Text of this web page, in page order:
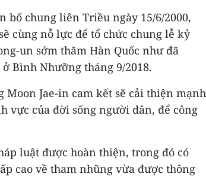
bố chung liên Triều ngày 15/6/2000,
cùng nỗ lực để tổ chức chung lễ kỷ
un sớm thăm Hàn Quốc như đã
Bình Nhưỡng tháng 9/2018.
Moon Jae-in cam kết sẽ cải thiện mạnh
vực của đời sống người dân, để công
luật được hoàn thiện, trong đó có
cao về tham nhũng vừa được thông